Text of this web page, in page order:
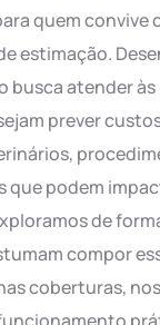
quem convive
estimação.
busca atender
prever
que podem
de
compor
coberturas,